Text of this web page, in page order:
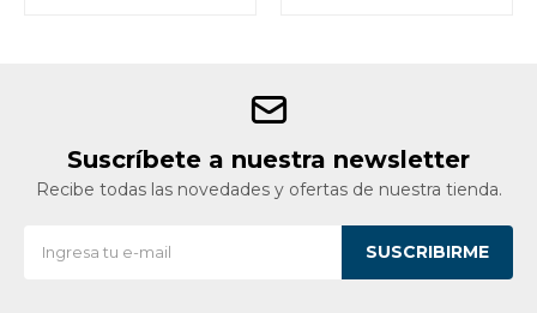
Suscríbete a nuestra newsletter
Recibe todas las novedades y ofertas de nuestra tienda.
SUSCRIBIRME